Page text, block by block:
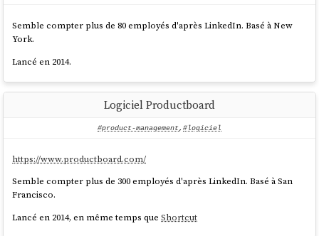
Semble compter plus de 80 employés d'après LinkedIn. Basé à New
York.
Lancé en 2014.
Logiciel Productboard
#product-management, #logiciel
https://www.productboard.com/
Semble compter plus de 300 employés d'après LinkedIn. Basé à San
Francisco.
Lancé en 2014, en même temps queShortcut